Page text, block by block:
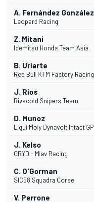
A. Fernández González
Leopard Racing
Z. Mitani
Idemitsu Honda Team Asia
B. Uriarte
Red Bull KTM Factory Racing
J. Ríos
Rivacold Snipers Team
D. Munoz
Liqui Moly Dynavolt Intact GP
J. Kelso
GRYD - Mlav Racing
C. O'Gorman
SIC58 Squadra Corse
V. Perrone